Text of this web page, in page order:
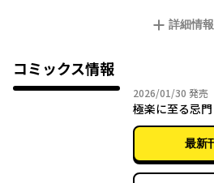
匠の祖母に優しく迎えられ、和やかな
出し――その夜、失踪。
隼人はそこから立て続けに起きる奇妙
恐ろしい土地の因縁と、怪異。
匠の祖母の言った「仏」とは何なの
詳細情報
コミックス情報
2026/01/30 2026
発売
極楽に至る忌
最新